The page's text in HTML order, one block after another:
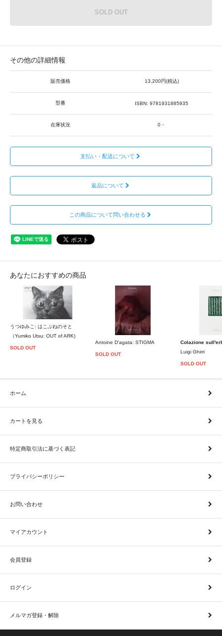
SOLD OUT
その他の詳細情報
販売価格 13,200円(税込)
型番 ISBN: 9781931885935
在庫状況 0・
支払い・配送について
返品について
この商品について問い合わせる
あなたにおすすめの商品
うつゆみこ: はこぶねのそと
（Yumiko Utsu: OUT of ARK)
SOLD OUT
Antoine D'agata: STIGMA
SOLD OUT
Colazione
Luigi Ghirri
SOLD OUT
ホーム
カートを見る
特定商取引法に基づく表記
プライバシーポリシー
お問い合わせ
マイアカウント
会員登録
ログイン
メルマガ登録・解除